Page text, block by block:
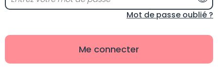
Mot de passe oublié ?
Me connecter